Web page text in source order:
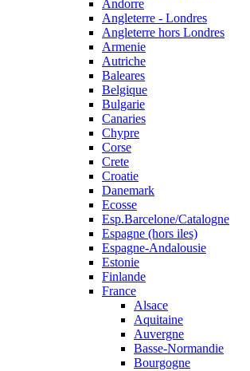
Andorre
Angleterre - Londres
Angleterre hors Londres
Armenie
Autriche
Baleares
Belgique
Bulgarie
Canaries
Chypre
Corse
Crete
Croatie
Danemark
Ecosse
Esp.Barcelone/Catalogne
Espagne (hors iles)
Espagne-Andalousie
Estonie
Finlande
France
Alsace
Aquitaine
Auvergne
Basse-Normandie
Bourgogne